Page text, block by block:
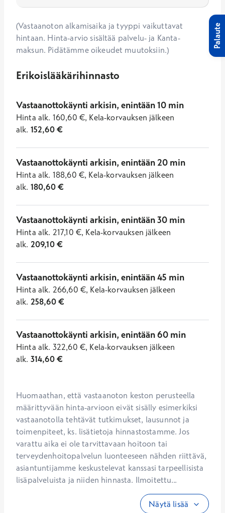
(Vastaanoton alkamisaika ja tyyppi vaikuttavat
hintaan. Hinta-arvio sisältää palvelu- ja Kanta-
maksun. Pidätämme oikeudet muutoksiin.)
Erikoislääkärihinnasto
Vastaanottokäynti arkisin, enintään 10 min
Hinta alk. 160,60 €, Kela-korvauksen jälkeen
alk. 152,60€
Vastaanottokäynti arkisin, enintään 20 min
Hinta alk. 188,60 €, Kela-korvauksen jälkeen
alk. 180,60€
Vastaanottokäynti arkisin, enintään 30 min
Hinta alk. 217,10 €, Kela-korvauksen jälkeen
alk. 209,10€
Vastaanottokäynti arkisin, enintään 45 min
Hinta alk. 266,60 €, Kela-korvauksen jälkeen
alk. 258,60€
Vastaanottokäynti arkisin, enintään 60 min
Hinta alk. 322,60 €, Kela-korvauksen jälkeen
alk. 314,60€
Huomaathan, että vastaanoton keston perusteella
määrittyvään hinta-arvioon eivät sisälly esimerkiksi
vastaanotolla tehtävät tutkimukset, lausunnot ja
toimenpiteet, ks. lisätietoja hinnastostamme. Jos
varattu aika ei ole tarvittavaan hoitoon tai
terveydenhoitopalvelun luonteeseen nähden riittävä,
asiantuntijamme keskustelevat kanssasi tarpeellisista
lisäpalveluista ja niiden hinnasta. Ilmoitettu...
Näytä lisää
Palaute